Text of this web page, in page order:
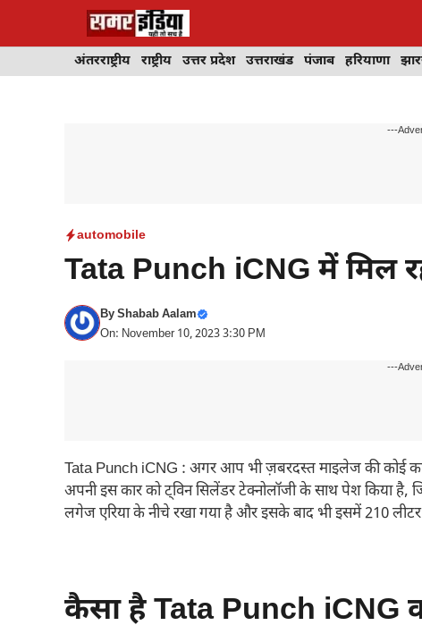
अंतरराष्ट्रीय राष्ट्रीय उत्तर प्रदेश उत्तराखंड पंजाब हरियाणा
---
automobile
Tata Punch iCNG में मिल
ByShabab Aalam
On: November 10, 2023 3:30 PM
---
Tata Punch iCNG : अगर आप भी ज़बरदस्त माइलेज की कोई
अपनी इस कार को ट्विन सिलेंडर टेक्नोलॉजी के साथ पेश किया है,
लगेज एरिया के नीचे रखा गया है और इसके बाद भी इसमें 210
कैसा है Tata Punch iCNG